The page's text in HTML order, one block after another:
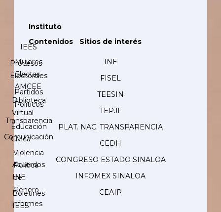
Instituto
IEES
Procesos
Electorales
Partidos
Políticos
Transparencia
Comunicación
Acuerdos
INE
Boletines
IEES
Contenidos
Mujeres
Electas
AMCEE
Biblioteca
Virtual
Educación
Cívica
Violencia
Política
de
Género
Informes
Sitios de interés
INE
FISEL
TEESIN
TEPJF
PLAT. NAC. TRANSPARENCIA
CEDH
CONGRESO ESTADO SINALOA
INFOMEX SINALOA
CEAIP